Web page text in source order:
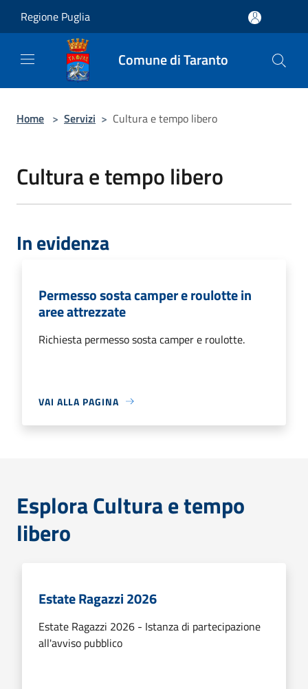
Regione Puglia
Comune di Taranto
Home > Servizi > Cultura e tempo libero
Cultura e tempo libero
In evidenza
Permesso sosta camper e roulotte in
aree attrezzate
Richiesta permesso sosta camper e roulotte.
VAI ALLA PAGINA
Esplora Cultura e tempo
libero
Estate Ragazzi 2026
Estate Ragazzi 2026 - Istanza di partecipazione
all'avviso pubblico